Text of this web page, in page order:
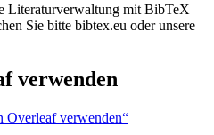
Literaturverwaltung mit BibTeX
Sie bitte bibtex.eu oder unsere
verwenden
Overleaf verwenden“